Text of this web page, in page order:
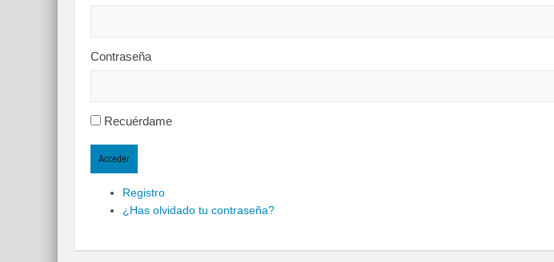
Contraseña
Recuérdame
Acceder
Registro
¿Has olvidado tu contraseña?